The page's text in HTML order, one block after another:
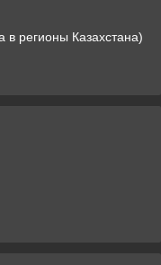
в регионы Казахстана)